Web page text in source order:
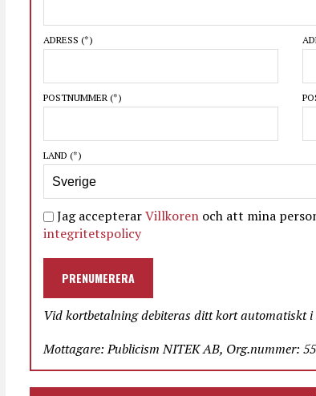
ADRESS (*)
POSTNUMMER (*)
LAND (*)
Jag accepterarVillkoren och att mina
integritetspolicy
PRENUMERERA
Vid kortbetalning debiteras ditt kort automatiskt
Mottagare: Publicism NITEK AB, Org.nummer: